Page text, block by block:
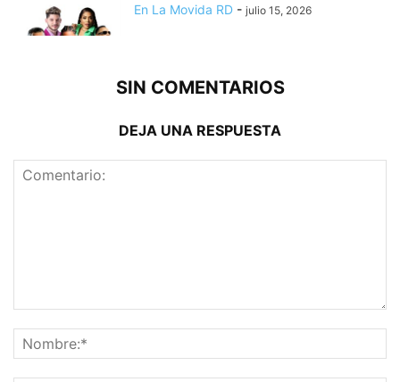
En La Movida RD - julio 15, 2026
SIN COMENTARIOS
DEJA UNA RESPUESTA